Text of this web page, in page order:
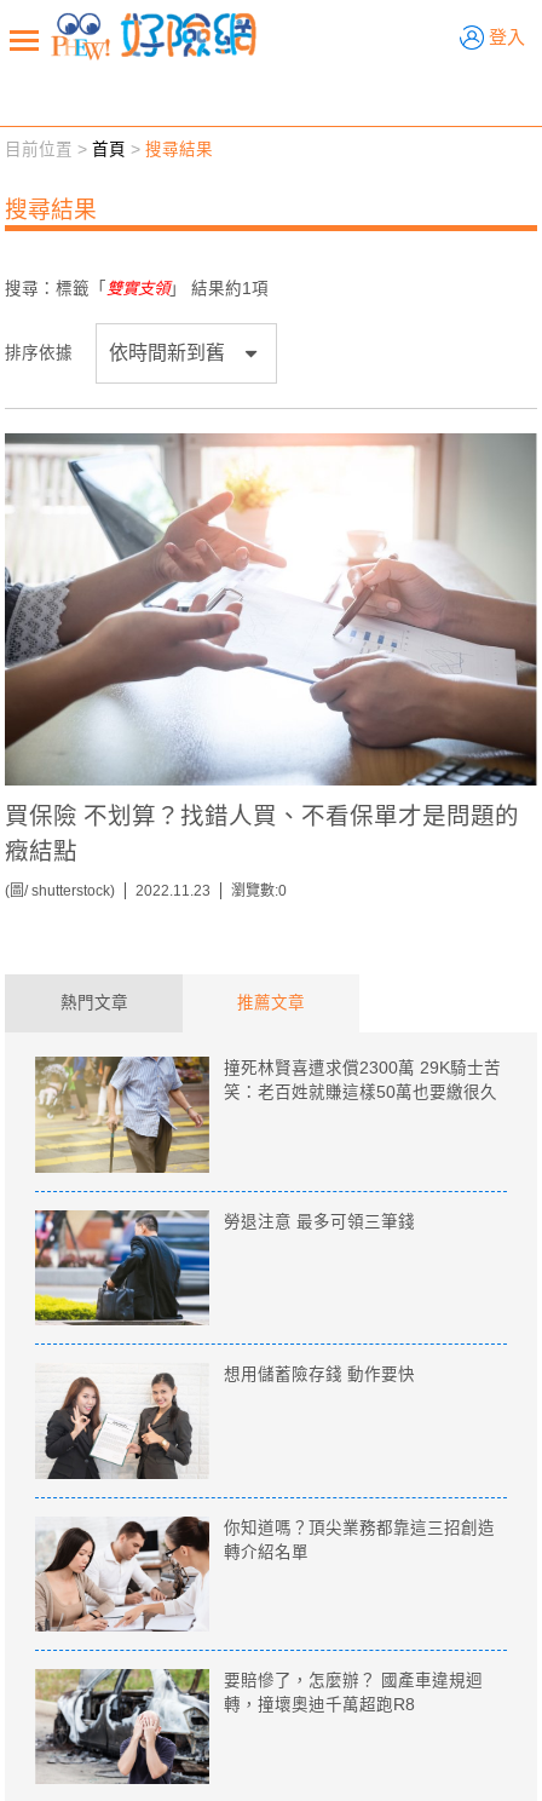
登入
新聞觀點 業務交流
退休先準備 好險學堂 輔銷工具 活動專區
目前位置 >首頁 >搜尋結果
搜尋結果
搜尋：標籤「 雙實支領」 結果約1項
排序依據
買保險 不划算？找錯人買、不看保單才是問題的
癥結點
(圖/ shutterstock) 2022.11.23 瀏覽數:0
熱門文章 推薦文章
撞死林賢喜遭求償2300萬 29K騎士苦
笑：老百姓就賺這樣50萬也要繳很久
勞退注意 最多可領三筆錢
想用儲蓄險存錢 動作要快
你知道嗎？頂尖業務都靠這三招創造
轉介紹名單
要賠慘了，怎麼辦？ 國產車違規迴
轉，撞壞奧迪千萬超跑R8